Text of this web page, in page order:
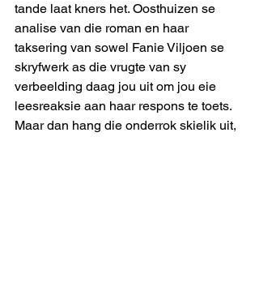
tande laat kners het. Oosthuizen se
analise van die roman en haar
taksering van sowel Fanie Viljoen se
skryfwerk as die vrugte van sy
verbeelding daag jou uit om jou eie
leesreaksie aan haar respons te toets.
Maar dan hang die onderrok skielik uit,